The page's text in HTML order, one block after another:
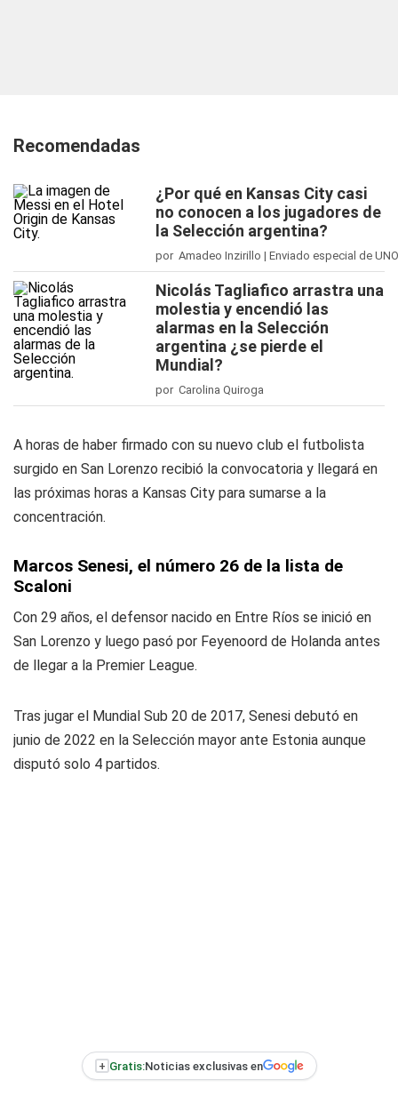
Recomendadas
¿Por qué en Kansas City casi
no conocen a los jugadores de
la Selección argentina?
por Amadeo Inzirillo | Enviado especial de UNO
Nicolás Tagliafico arrastra una
molestia y encendió las
alarmas en la Selección
argentina ¿se pierde el
Mundial?
por Carolina Quiroga
A horas de haber firmado con su nuevo club el futbolista
surgido en San Lorenzo recibió la convocatoria y llegará en
las próximas horas a Kansas City para sumarse a la
concentración.
Marcos Senesi, el número 26 de la lista de
Scaloni
Con 29 años, el defensor nacido en Entre Ríos se inició en
San Lorenzo y luego pasó por Feyenoord de Holanda antes
de llegar a la Premier League.
Tras jugar el Mundial Sub 20 de 2017, Senesi debutó en
junio de 2022 en la Selección mayor ante Estonia aunque
disputó solo 4 partidos.
+ Gratis:Noticias exclusivas en